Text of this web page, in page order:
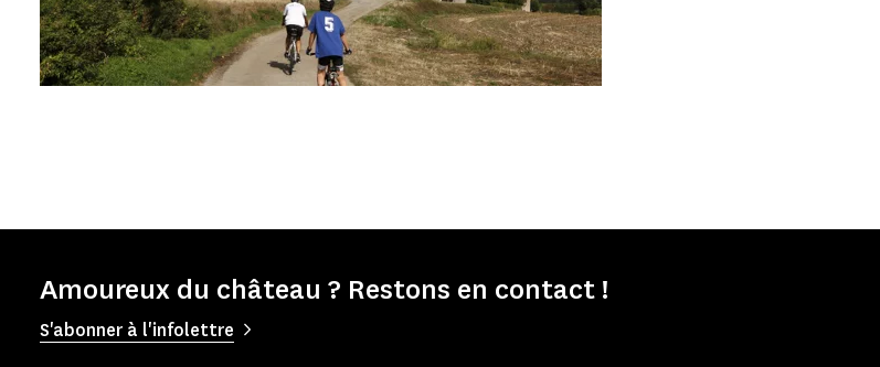
Amoureux du château ? Restons en contact !
S'abonner à l'infolettre